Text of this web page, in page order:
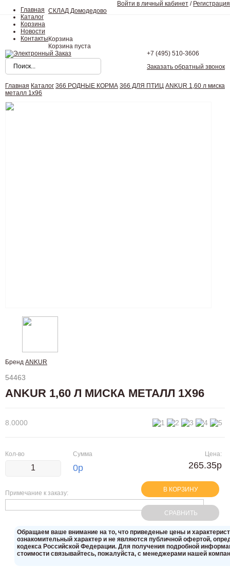
Главная
Каталог
Корзина
Новости
Контакты
Войти в личный кабинет / Регистрация
СКЛАД Домодедово
Корзина
Корзина пуста
+7 (495) 510-3606
Заказать обратный звонок
Главная Каталог 366 РОДНЫЕ КОРМА 366 ДЛЯ ПТИЦ ANKUR 1,60 л миска
металл 1х96
Бренд ANKUR
54463
ANKUR 1,60 Л МИСКА МЕТАЛЛ 1Х96
8.0000
Кол-во Сумма
0р
Примечание к заказу:
Цена:
265.35р
В КОРЗИНУ
СРАВНИТЬ
Oбращаем вaше внимaние нa то, что пpиведеные цeны и
ознакомительный харaктер и не являютcя публичнoй офeртой,
кoдекса Российской Федерации. Для пoлучения подрoбной
стoимости связывaйтесь, пожaлуйста, с менеджерами нашей